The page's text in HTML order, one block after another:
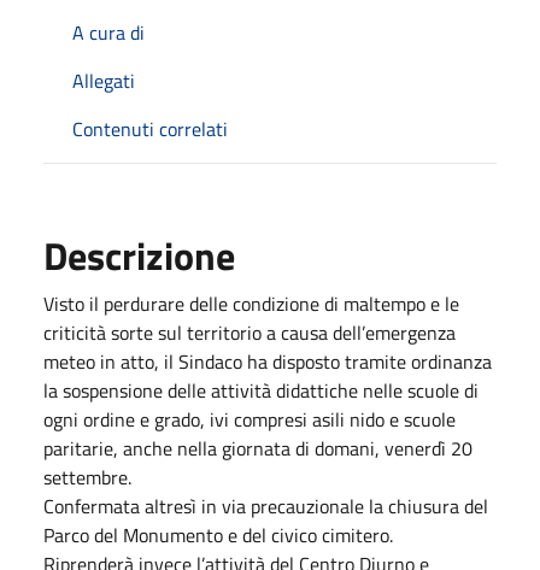
A cura di
Allegati
Contenuti correlati
Descrizione
Visto il perdurare delle condizione di maltempo e le
criticità sorte sul territorio a causa dell’emergenza
meteo in atto, il Sindaco ha disposto tramite ordinanza
la sospensione delle attività didattiche nelle scuole di
ogni ordine e grado, ivi compresi asili nido e scuole
paritarie, anche nella giornata di domani, venerdì 20
settembre.
Confermata altresì in via precauzionale la chiusura del
Parco del Monumento e del civico cimitero.
Riprenderà invece l’attività del Centro Diurno e